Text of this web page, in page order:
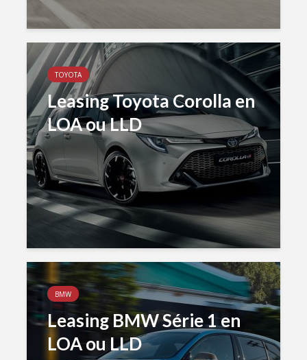
TOYOTA
Leasing Toyota Corolla en
LOA ou LLD
BMW
Leasing BMW Série 1 en
LOA ou LLD